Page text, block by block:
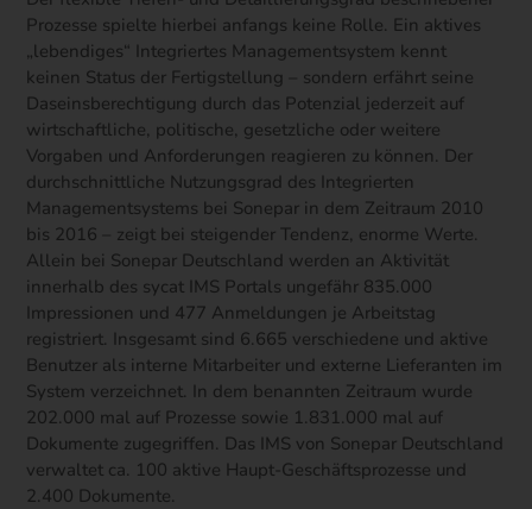
Prozesse spielte hierbei anfangs keine Rolle. Ein aktives
„lebendiges“ Integriertes Managementsystem kennt
keinen Status der Fertigstellung – sondern erfährt seine
Daseinsberechtigung durch das Potenzial jederzeit auf
wirtschaftliche, politische, gesetzliche oder weitere
Vorgaben und Anforderungen reagieren zu können. Der
durchschnittliche Nutzungsgrad des Integrierten
Managementsystems bei Sonepar in dem Zeitraum 2010
bis 2016 – zeigt bei steigender Tendenz, enorme Werte.
Allein bei Sonepar Deutschland werden an Aktivität
innerhalb des sycat IMS Portals ungefähr 835.000
Impressionen und 477 Anmeldungen je Arbeitstag
registriert. Insgesamt sind 6.665 verschiedene und aktive
Benutzer als interne Mitarbeiter und externe Lieferanten im
System verzeichnet. In dem benannten Zeitraum wurde
202.000 mal auf Prozesse sowie 1.831.000 mal auf
Dokumente zugegriffen. Das IMS von Sonepar Deutschland
verwaltet ca. 100 aktive Haupt-Geschäftsprozesse und
2.400 Dokumente.